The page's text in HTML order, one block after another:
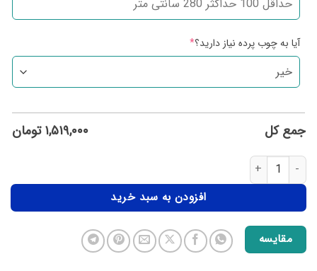
آیا به چوب پرده نیاز دارید؟*
جمع کل ۱,۵۱۹,۰۰۰ تومان
افزودن به سبد خرید
مقایسه